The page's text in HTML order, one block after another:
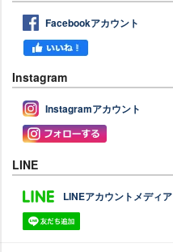
Facebookアカウント
Instagram
Instagramアカウント
LINE
LINEアカウントメディア